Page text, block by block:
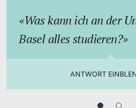
Was kann ich an der
Basel alles studieren?
ANTWORT